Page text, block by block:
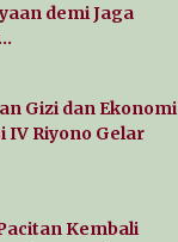
demi Jaga
Gizi dan Ekonomi
IV Riyono Gelar
Kembali